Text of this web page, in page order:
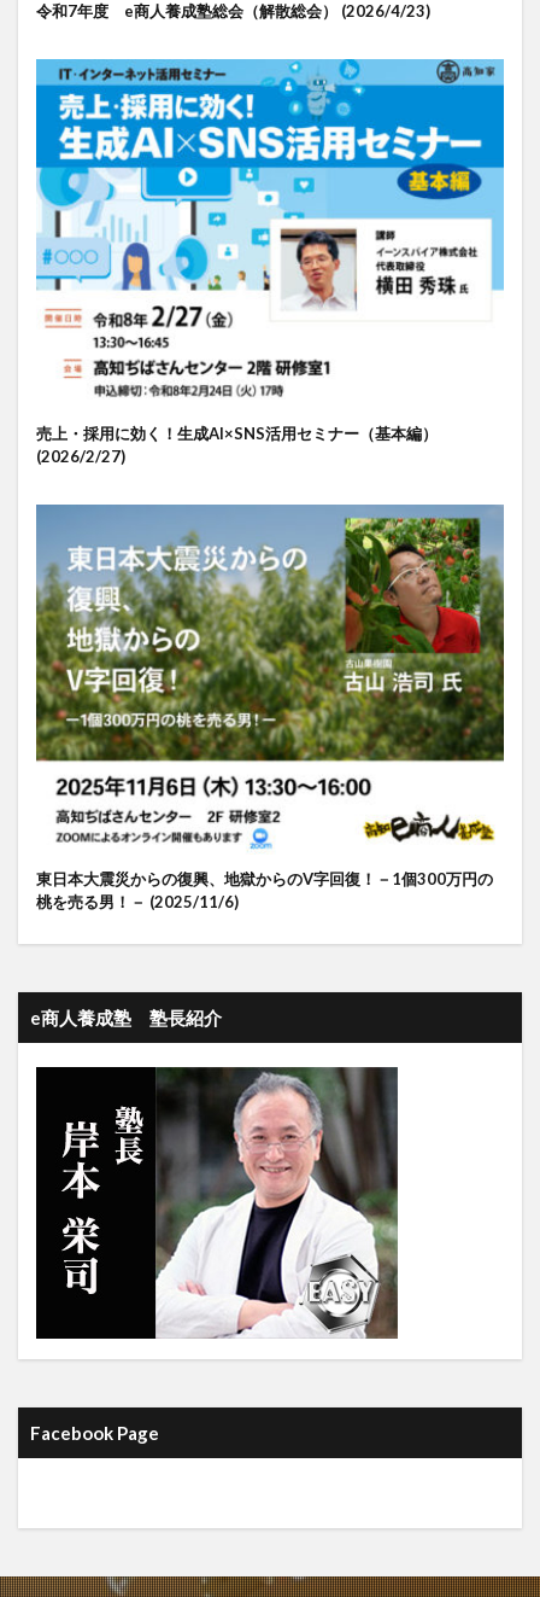
令和7年度 e商人養成塾総会（解散総会） (2026/4/23)
売上・採用に効く！生成AI×SNS活用セミナー（基本編）
(2026/2/27)
東日本大震災からの復興、地獄からのV字回復！－1個300万円の
桃を売る男！－ (2025/11/6)
e商人養成塾 塾長紹介
Facebook Page